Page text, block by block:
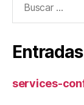
services-